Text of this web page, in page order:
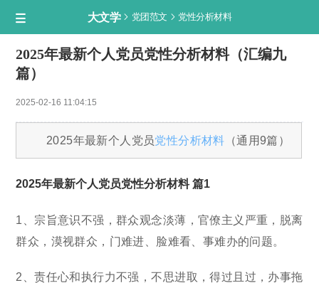
大文学 党团范文  党性分析材料

2025年最新个人党员党性分析材料（汇编九
篇）
2025-02-16 11:04:15
2025年最新个人党员党性分析材料 （通用9篇）
2025年最新个人党员党性分析材料 篇1
1、宗旨意识不强，群众观念淡薄，官僚主义严重，脱离
群众，漠视群众，门难进、脸难看、事难办的问题。
2、责任心和执行力不强，不思进取，得过且过，办事拖